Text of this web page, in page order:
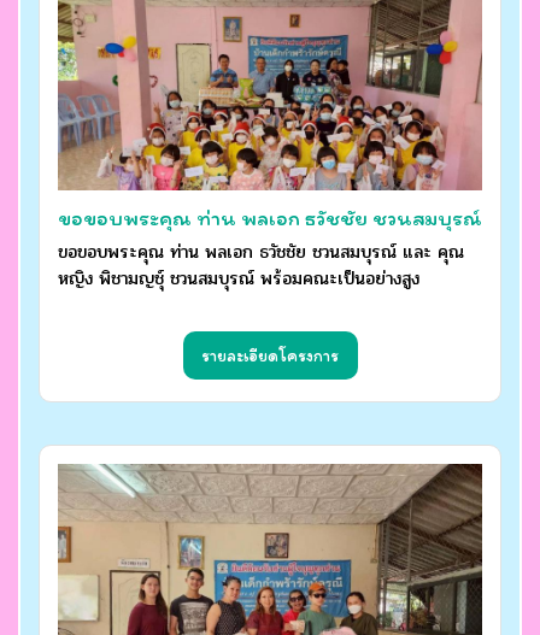
ขอขอบพระคุณ ท่าน พลเอก ธวัชชัย ชวนสมบุรณ์
และ คุณหญิง พิชามญชุ์ ชวนสมบุรณ์ พร้อมคณะเป็น
อย่างสูง
ขอขอบพระคุณ ท่าน พลเอก ธวัชชัย ชวนสมบุรณ์ และ คุณ
หญิง พิชามญชุ์ ชวนสมบุรณ์ พร้อมคณะเป็นอย่างสูง
รายละเอียดโครงการ